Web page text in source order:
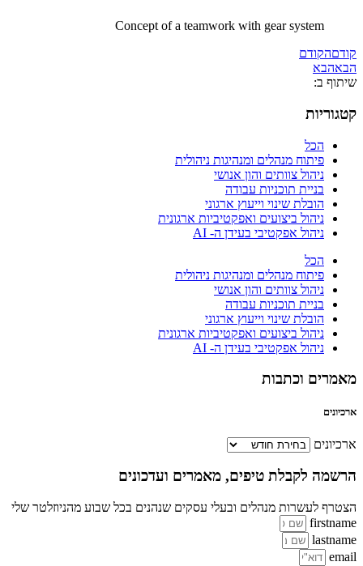
Concept of a teamwork with gear system
קודםהקודם
הבאהבא
שיתוף ב:
קטגוריות
הכל
פיתוח מנהלים ומנהיגות ניהולית
ניהול צוותים והון אנושי
בניית תוכניות עבודה
הובלת שינוי וייעוץ ארגוני
ניהול ביצועים ואפקטיביות ארגונית
ניהול אפקטיבי בעידן ה- AI
הכל
פיתוח מנהלים ומנהיגות ניהולית
ניהול צוותים והון אנושי
בניית תוכניות עבודה
הובלת שינוי וייעוץ ארגוני
ניהול ביצועים ואפקטיביות ארגונית
ניהול אפקטיבי בעידן ה- AI
מאמרים וכתבות
ארכיונים
ארכיונים
הרשמה לקבלת טיפים, מאמרים ועדכונים
הצטרף לעשרות מנהלים ובעלי עסקים שנהנים בכל שבוע מהניוזלטר שלי
firstname
lastname
email